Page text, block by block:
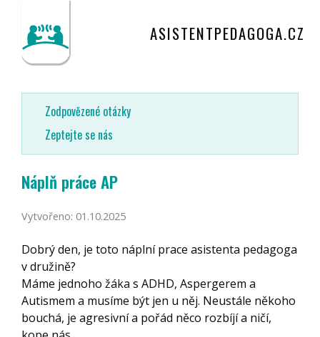
ASISTENTPEDAGOGA.CZ
Zodpovězené otázky
Zeptejte se nás
Náplň práce AP
Vytvořeno: 01.10.2025
Dobrý den, je toto náplní prace asistenta pedagoga
v družině?
Máme jednoho žáka s ADHD, Aspergerem a
Autismem a musíme být jen u něj. Neustále někoho
bouchá, je agresivní a pořád něco rozbíjí a ničí,